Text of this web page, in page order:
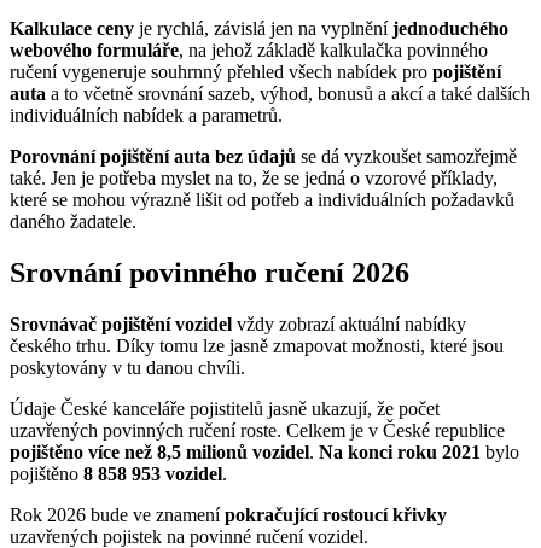
Kalkulace ceny je rychlá, závislá jen na vyplněníjednoduchého
webového formuláře, na jehož základě kalkulačka povinného
ručení vygeneruje souhrnný přehled všech nabídek pro pojištění
auta a to včetně srovnání sazeb, výhod, bonusů a akcí a také dalších
individuálních nabídek a parametrů.
Porovnání pojištění auta bez údajů se dá vyzkoušet samozřejmě
také. Jen je potřeba myslet na to, že se jedná o vzorové příklady,
které se mohou výrazně lišit od potřeb a individuálních požadavků
daného žadatele.
Srovnání povinného ručení 2026
Srovnávač pojištění vozidel vždy zobrazí aktuální nabídky
českého trhu. Díky tomu lze jasně zmapovat možnosti, které jsou
poskytovány v tu danou chvíli.
Údaje České kanceláře pojistitelů jasně ukazují, že počet
uzavřených povinných ručení roste. Celkem je v České republice
pojištěno více než 8,5 milionů vozidel. Na konci roku 2021 bylo
pojištěno 8 858 953 vozidel.
Rok 2026 bude ve znamenípokračující rostoucí křivky
uzavřených pojistek na povinné ručení vozidel.